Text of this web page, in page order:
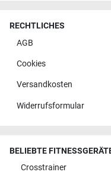
RECHTLICHES
AGB
Cookies
Versandkosten
Widerrufsformular
BELIEBTE
Crosstrainer